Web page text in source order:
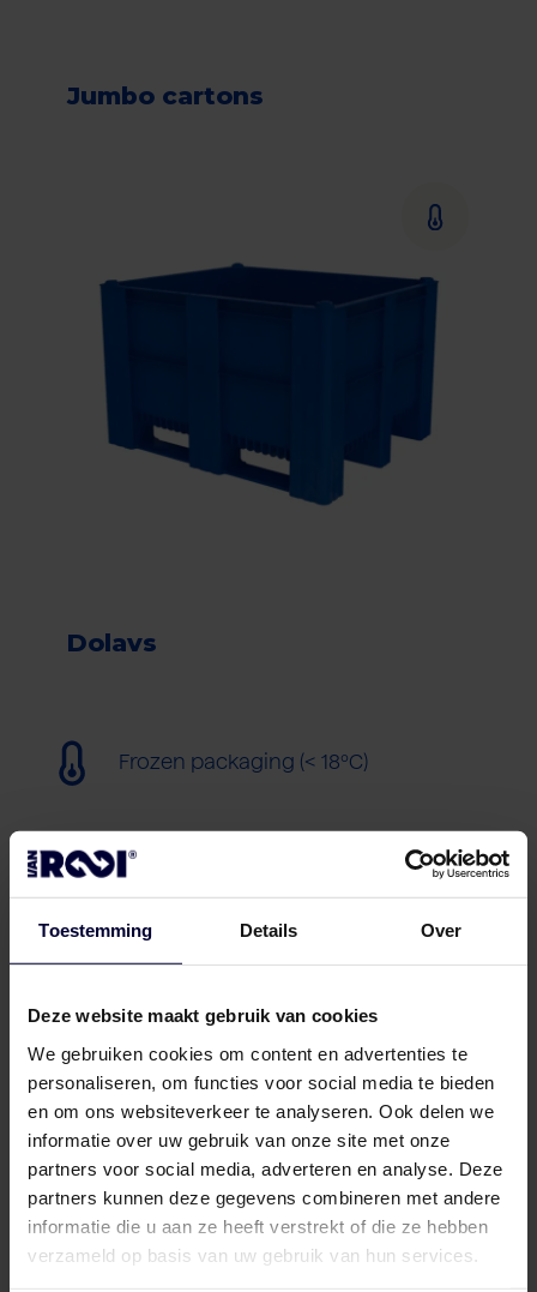
Toestemming Details Over
Deze website maakt gebruik van cookies
We gebruiken cookies om content en advertenties te
personaliseren, om functies voor social media te bieden
en om ons websiteverkeer te analyseren. Ook delen we
informatie over uw gebruik van onze site met onze
partners voor social media, adverteren en analyse. Deze
partners kunnen deze gegevens combineren met andere
informatie die u aan ze heeft verstrekt of die ze hebben
verzameld op basis van uw gebruik van hun services.
Jumbo cartons
Dolavs
Frozen packaging (< 18ºC)